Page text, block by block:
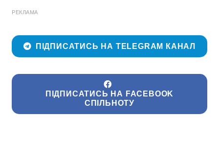
РЕКЛАМА
ПІДПИСАТИСЬ НА TELEGRAM КАНАЛ
ПІДПИСАТИСЬ НА FACEBOOK
СПІЛЬНОТУ